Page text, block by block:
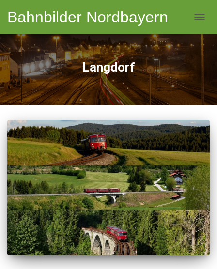
Bahnbilder Nordbayern
Langdorf